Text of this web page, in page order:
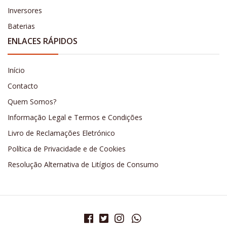
Inversores
Baterias
ENLACES RÁPIDOS
Início
Contacto
Quem Somos?
Informação Legal e Termos e Condições
Livro de Reclamações Eletrónico
Política de Privacidade e de Cookies
Resolução Alternativa de Litígios de Consumo